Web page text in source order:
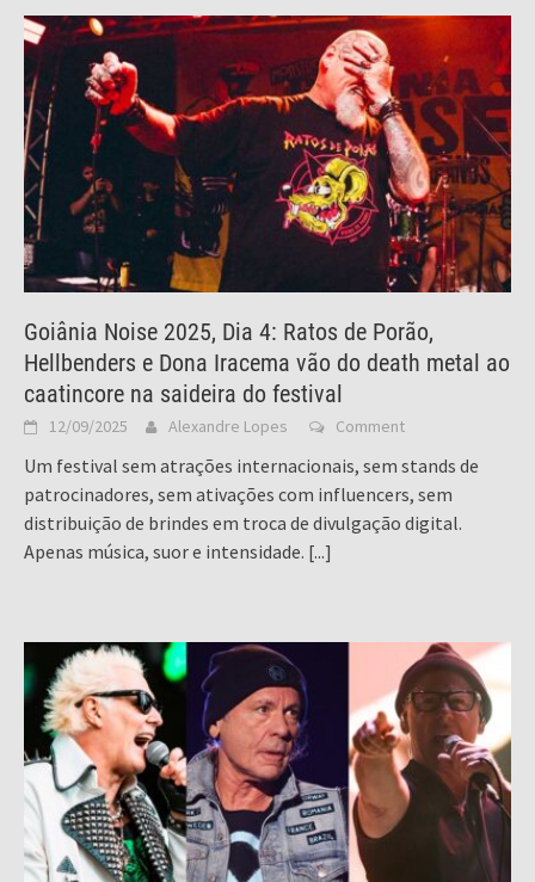
Goiânia Noise 2025, Dia 4: Ratos de Porão,
Hellbenders e Dona Iracema vão do death metal ao
caatincore na saideira do festival
12/09/2025 Alexandre Lopes Comment
Um festival sem atrações internacionais, sem stands de
patrocinadores, sem ativações com influencers, sem
distribuição de brindes em troca de divulgação digital.
Apenas música, suor e intensidade. [...]